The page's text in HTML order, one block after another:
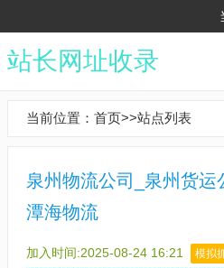
站长网址收录
当前位置： 首页>>站点列表
泉州物流公司_泉州货运
潭海物流
加入时间:2025-08-24 16:21 模拟